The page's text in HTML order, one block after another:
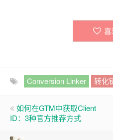
Conversion Linker 转化
如何在GTM中获取Client
ID：3种官方推荐方式